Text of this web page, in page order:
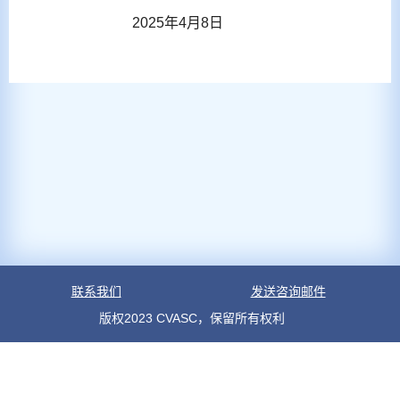
2025年4月8日
联系我们
发送咨询邮件
版权2023 CVASC，保留所有权利